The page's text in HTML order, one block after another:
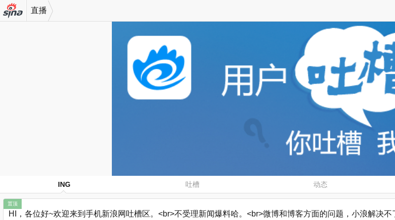
直播
ING 吐槽 动态
置顶
HI，各位好~欢迎来到手机新浪网吐槽区。<br>不受理新闻爆料哈。<br>微博和博客方面的问题，小浪解决